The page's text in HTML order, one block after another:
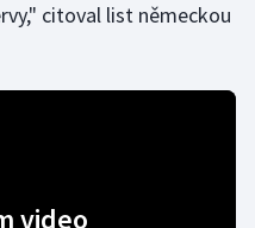
citoval list německou
video